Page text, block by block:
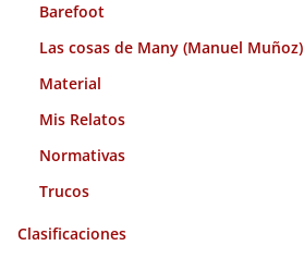
Barefoot
Las cosas de Many (Manuel Muñoz)
Material
Mis Relatos
Normativas
Trucos
Clasificaciones